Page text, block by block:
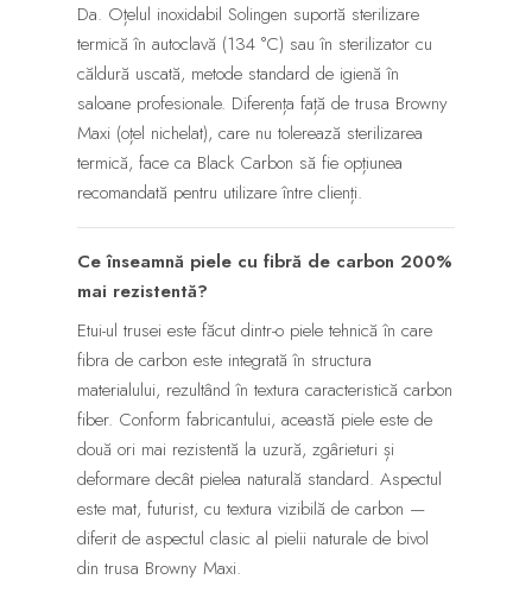
Da. Oțelul inoxidabil Solingen suportă sterilizare
termică în autoclavă (134 °C) sau în sterilizator cu
căldură uscată, metode standard de igienă în
saloane profesionale. Diferența față de trusa Browny
Maxi (oțel nichelat), care nu tolerează sterilizarea
termică, face ca Black Carbon să fie opțiunea
recomandată pentru utilizare între clienți.
Ce înseamnă piele cu fibră de carbon 200%
mai rezistentă?
Etui-ul trusei este făcut dintr-o piele tehnică în care
fibra de carbon este integrată în structura
materialului, rezultând în textura caracteristică carbon
fiber. Conform fabricantului, această piele este de
două ori mai rezistentă la uzură, zgârieturi și
deformare decât pielea naturală standard. Aspectul
este mat, futurist, cu textura vizibilă de carbon —
diferit de aspectul clasic al pielii naturale de bivol
din trusa Browny Maxi.